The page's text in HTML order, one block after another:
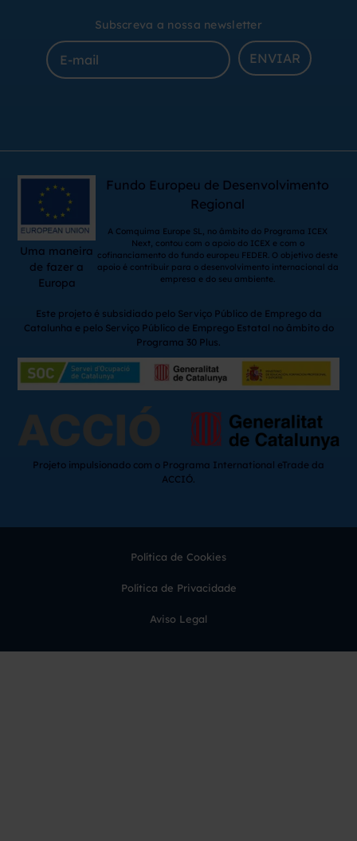
Subscreva a nossa newsletter
ENVIAR
Uma maneira
de fazer a
Europa
Fundo Europeu de Desenvolvimento
Regional
A Comquima Europe SL, no âmbito do Programa ICEX
Next, contou com o apoio do ICEX e com o
cofinanciamento do fundo europeu FEDER. O objetivo deste
apoio é contribuir para o desenvolvimento internacional da
empresa e do seu ambiente.
Este projeto é subsidiado pelo Serviço Público de Emprego da
Catalunha e pelo Serviço Público de Emprego Estatal no âmbito do
Programa 30 Plus.
Projeto impulsionado com o Programa International eTrade da
ACCIÓ.
Política de Cookies
Política de Privacidade
Aviso Legal